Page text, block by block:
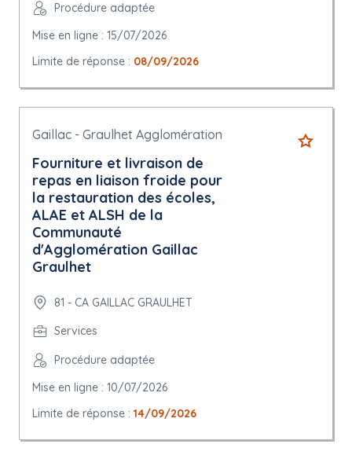
Procédure adaptée
Mise en ligne : 15/07/2026
Limite de réponse : 08/09/2026
Gaillac - Graulhet Agglomération
Fourniture et livraison de
repas en liaison froide pour
la restauration des écoles,
ALAE et ALSH de la
Communauté
d'Agglomération Gaillac
Graulhet
81 - CA GAILLAC GRAULHET
Services
Procédure adaptée
Mise en ligne : 10/07/2026
Limite de réponse : 14/09/2026